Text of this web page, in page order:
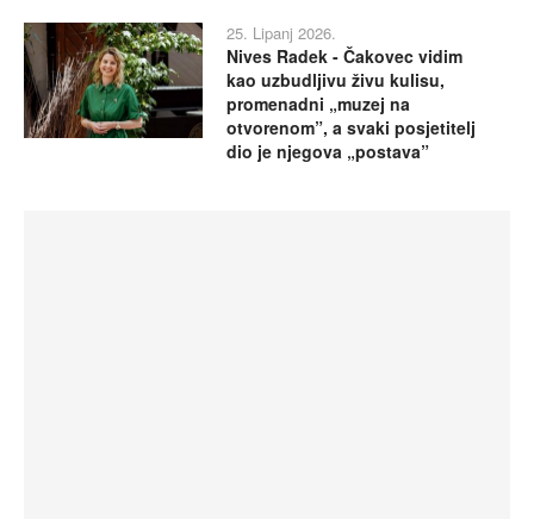
25. Lipanj 2026.
Nives Radek - Čakovec vidim
kao uzbudljivu živu kulisu,
promenadni „muzej na
otvorenom”, a svaki posjetitelj
dio je njegova „postava”